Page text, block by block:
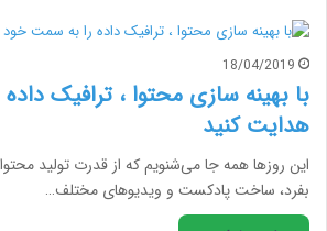
18/04/2019
با بهینه سازی محتوا ، ترافیک
هدایت کنید
این روزها همه جا می‌شنویم که از قدرت تولید
بفرد، ساخت پادکست و ویدیوهای مختلف…